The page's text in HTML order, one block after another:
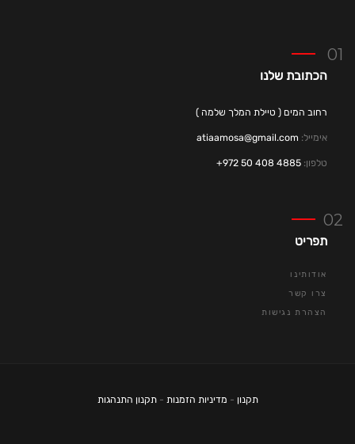
הכתובת שלנו
רחוב המים ( טיילת המלך שלמה )
אימייל: atiaamosa@gmail.com
טלפון: 4885 408 50 972+
תפריט
אודותינו
צרו קשר
הצהרת נגישות
תקנון - מדיניות הזמנות -תקנון התנהגות